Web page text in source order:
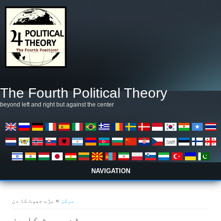
The Fourth Political Theory
beyond left and right but against the center
NAVIGATION
مرکز » بڑے جھوٹ کا دن